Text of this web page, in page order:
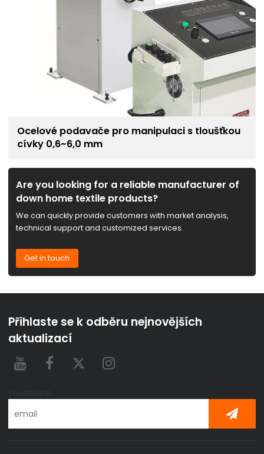
Ocelové podavače pro manipulaci s tloušťkou
cívky 0,6~6,0 mm
Are you looking for a reliable manufacturer of
down home textile products?
We can quickly provide customers with market analysis,
technical support and customized services.
Get in touch
Přihlaste se k odběru nejnovějších
aktualizací